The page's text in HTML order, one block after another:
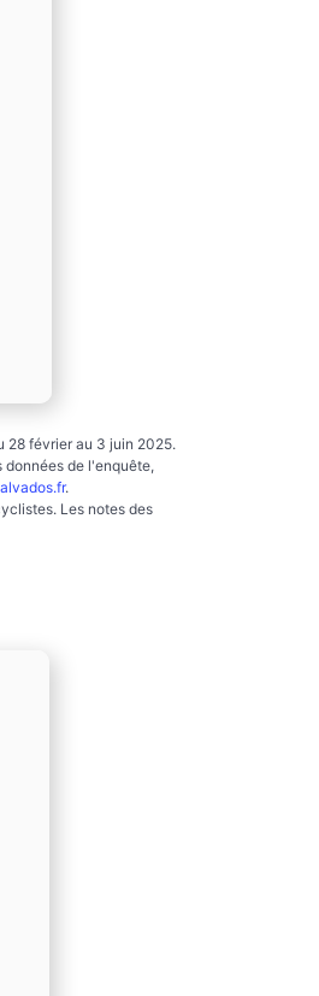
28 février au 3 juin 2025.
données de l'enquête,
.
Les notes des